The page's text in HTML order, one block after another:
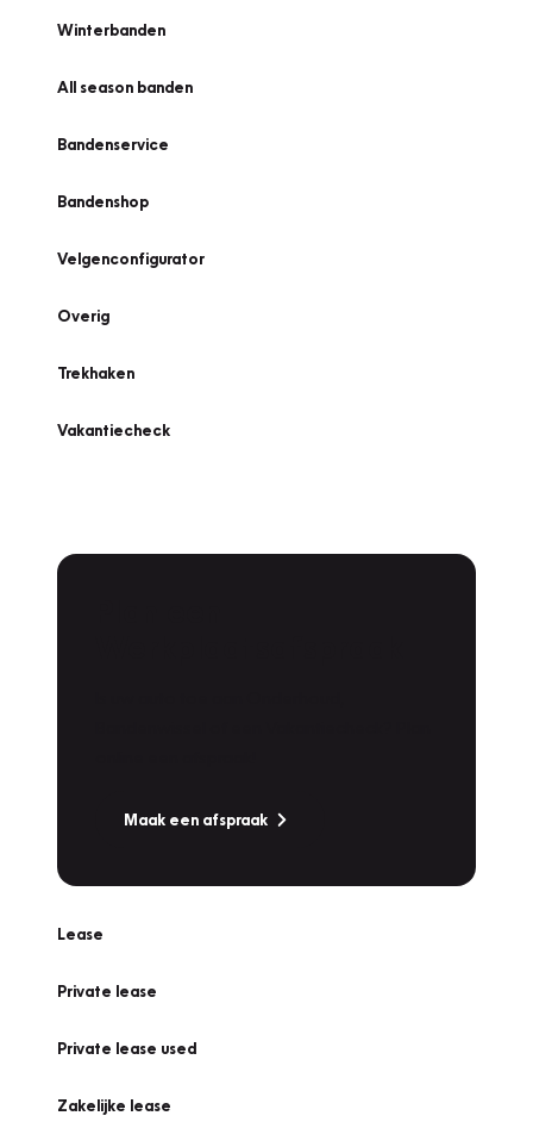
Winterbanden
All season banden
Bandenservice
Bandenshop
Velgenconfigurator
Overig
Trekhaken
Vakantiecheck
Maak een afspraak
Lease
Private lease
Private lease used
Zakelijke lease